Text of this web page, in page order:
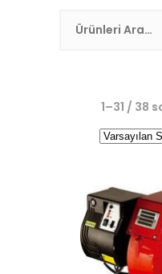
1–31 / 38